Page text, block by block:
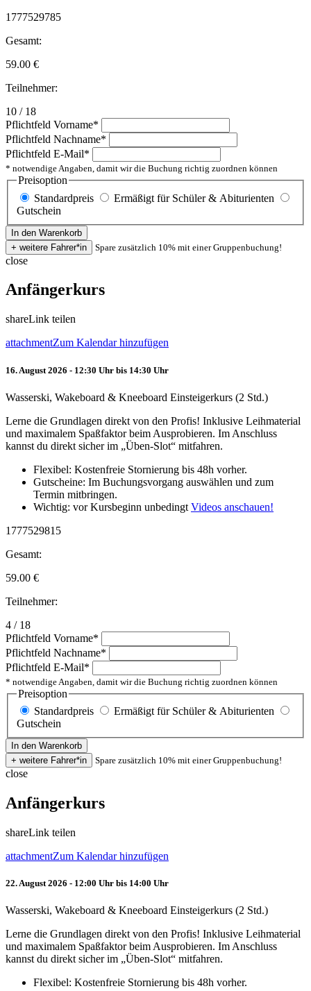
1777529785
Gesamt:
59.00 €
Teilnehmer:
10 / 18
Pflichtfeld Vorname*
Pflichtfeld Nachname*
Pflichtfeld E-Mail*
* notwendige Angaben, damit wir die Buchung richtig zuordnen können
Preisoption
Standardpreis
Ermäßigt für Schüler & Abiturienten
Gutschein
Spare zusätzlich 10% mit einer Gruppenbuchung!
close
Anfängerkurs
shareLink teilen
attachmentZum Kalendar hinzufügen
16. August 2026 - 12:30 Uhr bis 14:30 Uhr
Wasserski, Wakeboard & Kneeboard Einsteigerkurs (2 Std.)
Lerne die Grundlagen direkt von den Profis! Inklusive Leihmaterial
und maximalem Spaßfaktor beim Ausprobieren. Im Anschluss
kannst du direkt sicher im „Üben-Slot“ mitfahren.
Flexibel: Kostenfreie Stornierung bis 48h vorher.
Gutscheine: Im Buchungsvorgang auswählen und zum
Termin mitbringen.
Wichtig: vor Kursbeginn unbedingt Videos anschauen!
1777529815
Gesamt:
59.00 €
Teilnehmer:
4 / 18
Pflichtfeld Vorname*
Pflichtfeld Nachname*
Pflichtfeld E-Mail*
* notwendige Angaben, damit wir die Buchung richtig zuordnen können
Preisoption
Standardpreis
Ermäßigt für Schüler & Abiturienten
Gutschein
Spare zusätzlich 10% mit einer Gruppenbuchung!
close
Anfängerkurs
shareLink teilen
attachmentZum Kalendar hinzufügen
22. August 2026 - 12:00 Uhr bis 14:00 Uhr
Wasserski, Wakeboard & Kneeboard Einsteigerkurs (2 Std.)
Lerne die Grundlagen direkt von den Profis! Inklusive Leihmaterial
und maximalem Spaßfaktor beim Ausprobieren. Im Anschluss
kannst du direkt sicher im „Üben-Slot“ mitfahren.
Flexibel: Kostenfreie Stornierung bis 48h vorher.